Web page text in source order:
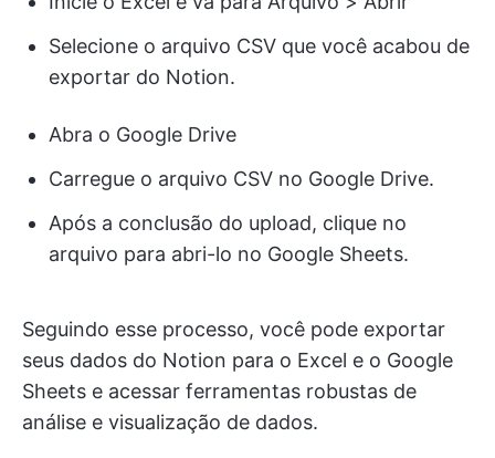
Selecione o arquivo CSV que você acabou de
exportar do Notion.
Abra o Google Drive
Carregue o arquivo CSV no Google Drive.
Após a conclusão do upload, clique no
arquivo para abri-lo no Google Sheets.
Seguindo esse processo, você pode exportar
seus dados do Notion para o Excel e o Google
Sheets e acessar ferramentas robustas de
análise e visualização de dados.